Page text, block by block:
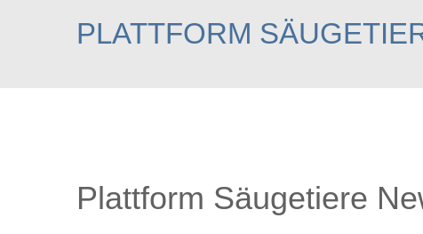
PLATTFORM
Plattform Säugetiere